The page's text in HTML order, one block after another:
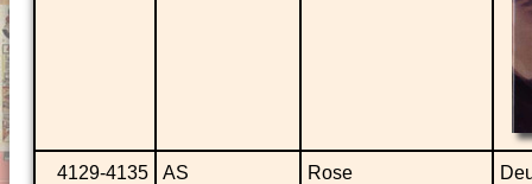
4129-4135 AS Rose